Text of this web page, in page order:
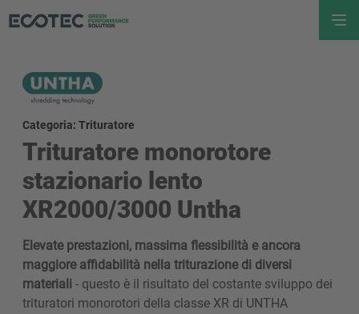
Categoria: Trituratore
Trituratore monorotore
stazionario lento
XR2000/3000 Untha
Elevate prestazioni, massima flessibilità e ancora
maggiore affidabilità nella triturazione di diversi
materiali
- questo è il risultato del costante sviluppo dei
trituratori monorotori della classe XR di UNTHA